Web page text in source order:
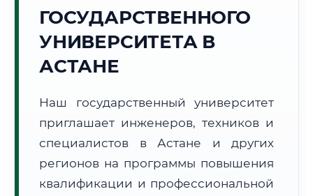
📍 Региональная справка
Субъект:
Почтовые индексы:
010000–010015
Часовой пояс:
UTC+5
Формат учебы:
Дистанционно
🗺️ Зона обслуживания: г. Астана
ГОСУДАРСТВЕННОГО
УНИВЕРСИТЕТА В
АСТАНЕ
Наш государственный университет
приглашает инженеров, техников и
специалистов в Астане и других
регионов на программы повышения
квалификации и профессиональной